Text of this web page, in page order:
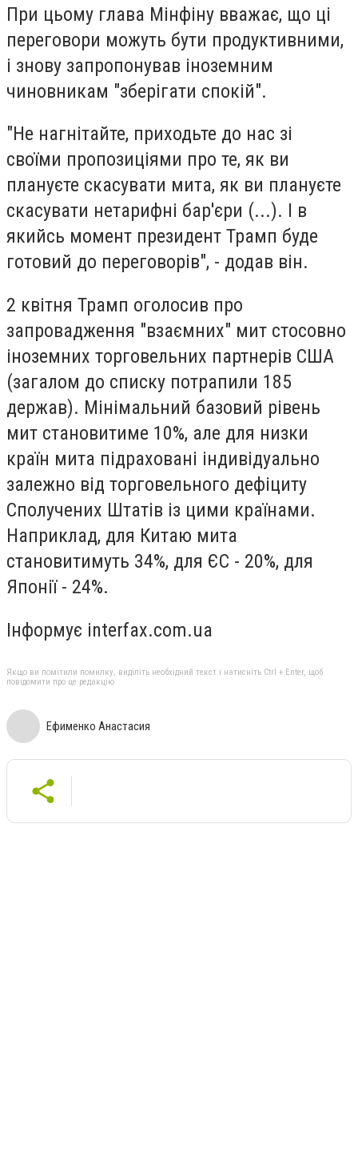
При цьому глава Мінфіну вважає, що ці
переговори можуть бути продуктивними,
і знову запропонував іноземним
чиновникам "зберігати спокій".
"Не нагнітайте, приходьте до нас зі
своїми пропозиціями про те, як ви
плануєте скасувати мита, як ви плануєте
скасувати нетарифні бар'єри (...). І в
якийсь момент президент Трамп буде
готовий до переговорів", - додав він.
2 квітня Трамп оголосив про
запровадження "взаємних" мит стосовно
іноземних торговельних партнерів США
(загалом до списку потрапили 185
держав). Мінімальний базовий рівень
мит становитиме 10%, але для низки
країн мита підраховані індивідуально
залежно від торговельного дефіциту
Сполучених Штатів із цими країнами.
Наприклад, для Китаю мита
становитимуть 34%, для ЄС - 20%, для
Японії - 24%.
Інформує interfax.com.ua
Якщо ви помітили помилку, виділіть необхідний текст і натисніть Ctrl + Enter, щоб
повідомити про це редакцію
Ефименко Анастасия